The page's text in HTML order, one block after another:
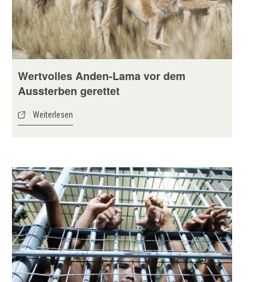
Wertvolles Anden-Lama vor dem
Aussterben gerettet
Weiterlesen